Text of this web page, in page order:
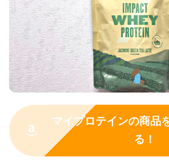
マイプロテインの商品
る！